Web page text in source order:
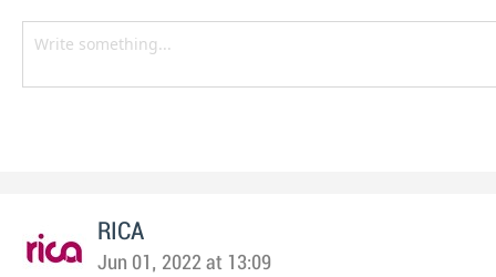
RICA
Jun 01, 2022 at 13:09